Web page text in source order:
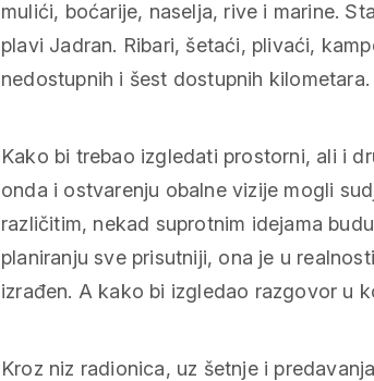
mulići, boćarije, naselja, rive i marine.
plavi Jadran. Ribari, šetaći, plivaći,
nedostupnih i šest dostupnih
Kako bi trebao izgledati prostorni, ali i
onda i ostvarenju obalne vizije mogli
različitim, nekad suprotnim idejama
planiranju sve prisutniji, ona je u
izrađen. A kako bi izgledao razgovor u
Kroz niz radionica, uz šetnje i